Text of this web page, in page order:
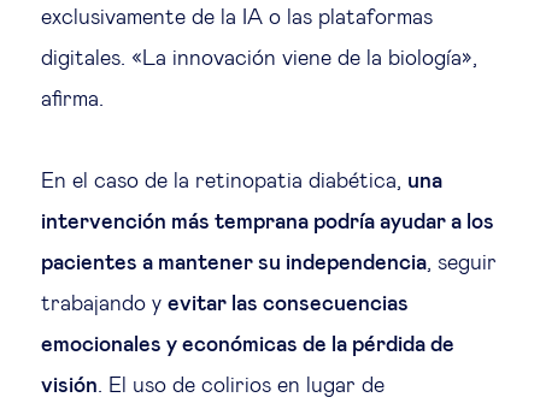
exclusivamente de la IA o las plataformas
digitales. «La innovación viene de la biología»,
afirma.
En el caso de la retinopatia diabética, una
intervención más temprana podría ayudar a los
pacientes a mantener su independencia, seguir
trabajando y evitar las consecuencias
emocionales y económicas de la pérdida de
visión. El uso de colirios en lugar de